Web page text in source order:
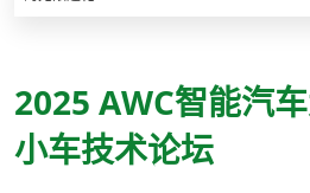
2025 AWC智能汽
小车技术论坛